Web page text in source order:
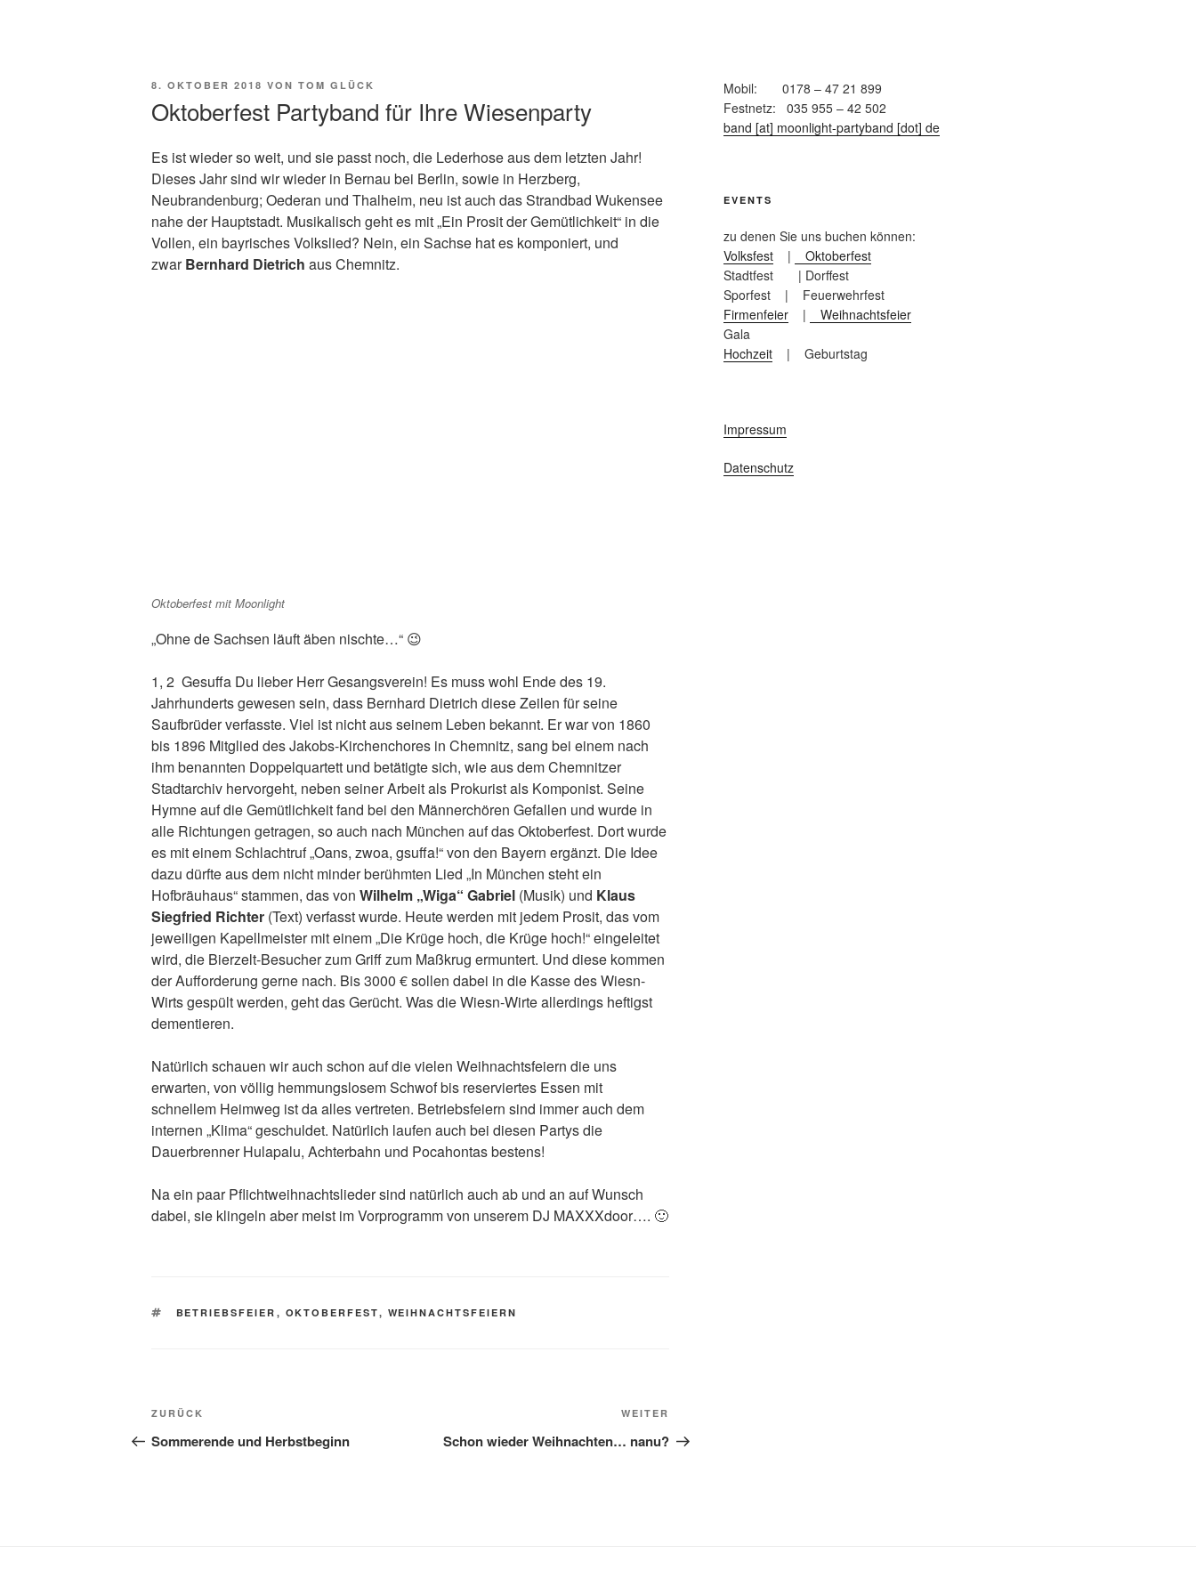
MOONLIGHT PARTYBAND
VERÖFFENTLICHT
8. OKTOBER 2018 VON TOM GLÜCK
Oktoberfest Partyband für Ihre Wiesenparty
Es ist wieder so weit, und sie passt noch, die Lederhose aus dem letzten Jahr!
Dieses Jahr sind wir wieder in Bernau bei Berlin, sowie in Herzberg,
Neubrandenburg; Oederan und Thalheim, neu ist auch das Strandbad Wukensee
nahe der Hauptstadt. Musikalisch geht es mit „Ein Prosit der Gemütlichkeit“ in die
Vollen, ein bayrisches Volkslied? Nein, ein Sachse hat es komponiert, und
zwarBernhard Dietrich aus Chemnitz.
Oktoberfest mit Moonlight
„Ohne de Sachsen läuft äben nischte…“ 😉
1, 2 Gesuffa Du lieber Herr Gesangsverein! Es muss wohl Ende des 19.
Jahrhunderts gewesen sein, dass Bernhard Dietrich diese Zeilen für seine
Saufbrüder verfasste. Viel ist nicht aus seinem Leben bekannt. Er war von 1860
bis 1896 Mitglied des Jakobs-Kirchenchores in Chemnitz, sang bei einem nach
ihm benannten Doppelquartett und betätigte sich, wie aus dem Chemnitzer
Stadtarchiv hervorgeht, neben seiner Arbeit als Prokurist als Komponist. Seine
Hymne auf die Gemütlichkeit fand bei den Männerchören Gefallen und wurde in
alle Richtungen getragen, so auch nach München auf das Oktoberfest. Dort wurde
es mit einem Schlachtruf „Oans, zwoa, gsuffa!“ von den Bayern ergänzt. Die Idee
dazu dürfte aus dem nicht minder berühmten Lied „In München steht ein
Hofbräuhaus“ stammen, das von Wilhelm „Wiga“ Gabriel (Musik) und Klaus
Siegfried Richter (Text) verfasst wurde. Heute werden mit jedem Prosit, das vom
jeweiligen Kapellmeister mit einem „Die Krüge hoch, die Krüge hoch!“ eingeleitet
wird, die Bierzelt-Besucher zum Griff zum Maßkrug ermuntert. Und diese kommen
der Aufforderung gerne nach. Bis 3000 € sollen dabei in die Kasse des Wiesn-
Wirts gespült werden, geht das Gerücht. Was die Wiesn-Wirte allerdings heftigst
dementieren.
Natürlich schauen wir auch schon auf die vielen Weihnachtsfeiern die uns
erwarten, von völlig hemmungslosem Schwof bis reserviertes Essen mit
schnellem Heimweg ist da alles vertreten. Betriebsfeiern sind immer auch dem
internen „Klima“ geschuldet. Natürlich laufen auch bei diesen Partys die
Dauerbrenner Hulapalu, Achterbahn und Pocahontas bestens!
Na ein paar Pflichtweihnachtslieder sind natürlich auch ab und an auf Wunsch
dabei, sie klingeln aber meist im Vorprogramm von unserem DJ MAXXXdoor…. 🙂
SCHLAGWÖRTER
BETRIEBSFEIER , OKTOBERFEST, WEIHNACHTSFEIERN
Beitragsnavigation
Vorheriger
Beitrag
ZURÜCK
Sommerende und Herbstbeginn
Beitrag
WEITER
Schon wieder Weihnachten… nanu?
Mobil: 0178 – 47 21 899
Festnetz: 035 955 – 42 502
band [at] moonlight-partyband [dot] de
EVENTS
zu denen Sie uns buchen können:
Volksfest|
Oktoberfest
Stadtfest | Dorffest
Sporfest | Feuerwehrfest
Firmenfeier|
Weihnachtsfeier
Gala
Hochzeit| Geburtstag
Impressum
Datenschutz